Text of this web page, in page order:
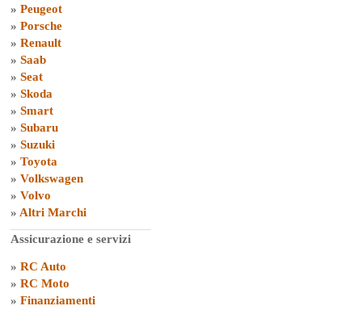
» Peugeot
» Porsche
» Renault
» Saab
» Seat
» Skoda
» Smart
» Subaru
» Suzuki
» Toyota
» Volkswagen
» Volvo
» Altri Marchi
Assicurazione e servizi
» RC Auto
» RC Moto
» Finanziamenti